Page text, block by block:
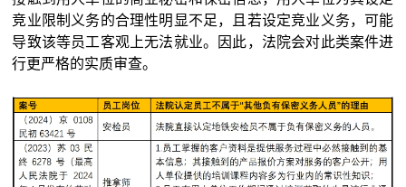
竞业限制义务的合理性明显不足，且若设定竞业义务，可能
导致该等员工客观上无法就业。因此，法院会对此类案件进
行更严格的实质审查。